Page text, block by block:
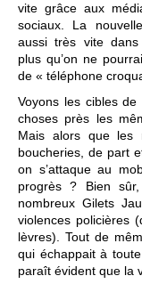
vite grâce aux
sociaux. La
aussi très vite
plus qu’on ne
de « téléphone
Voyons les cibles
choses près les
Mais alors que les
boucheries, de part
on s’attaque au
progrès ? Bien
nombreux Gilets
violences policières
lèvres). Tout de
qui échappait à
paraît évident que la